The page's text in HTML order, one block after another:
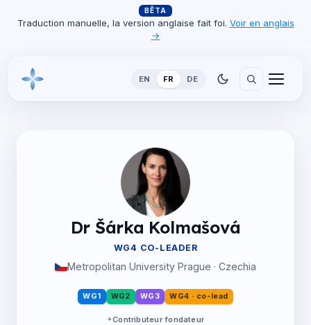
BÊTA
Traduction manuelle, la version anglaise fait foi. Voir en anglais
→
EN FR DE
Dr Šárka Kolmašová
WG4 CO-LEADER
Metropolitan University Prague · Czechia
WG1 WG2 WG3 WG4 · co-lead
Contributeur fondateur